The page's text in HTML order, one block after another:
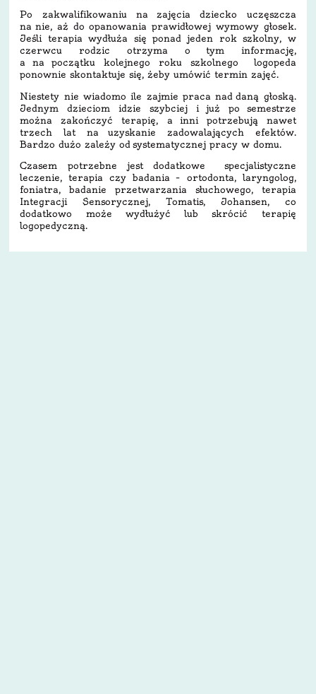
Po zakwalifikowaniu na zajęcia dziecko uczęszcza
na nie, aż do opanowania prawidłowej wymowy głosek.
Jeśli terapia wydłuża się ponad jeden rok szkolny, w
czerwcu rodzic otrzyma o tym informację,
a na początku kolejnego roku szkolnego logopeda
ponownie skontaktuje się, żeby umówić termin zajęć.
Niestety nie wiadomo ile zajmie praca nad daną głoską.
Jednym dzieciom idzie szybciej i już po semestrze
można zakończyć terapię, a inni potrzebują nawet
trzech lat na uzyskanie zadowalających efektów.
Bardzo dużo zależy od systematycznej pracy w domu.
Czasem potrzebne jest dodatkowe specjalistyczne
leczenie, terapia czy badania – ortodonta, laryngolog,
foniatra, badanie przetwarzania słuchowego, terapia
Integracji Sensorycznej, Tomatis, Johansen, co
dodatkowo może wydłużyć lub skrócić terapię
logopedyczną.